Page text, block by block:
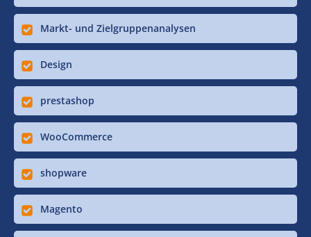
Markt- und Zielgruppenanalysen
Design
prestashop
WooCommerce
shopware
Magento